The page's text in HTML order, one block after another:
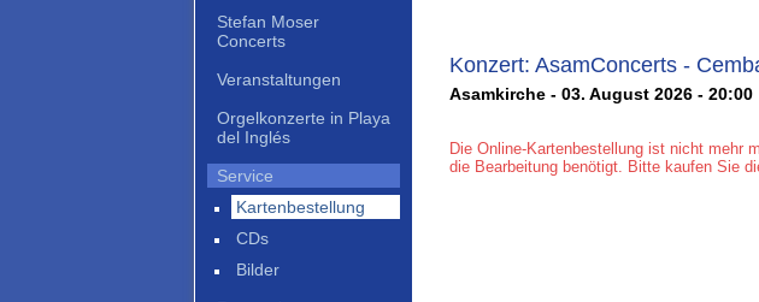
Konzert: AsamConcerts -
Asamkirche - 03. August 2026 - 20:00
Die Online-Kartenbestellung ist nicht mehr
die Bearbeitung benötigt. Bitte kaufen Sie
Stefan Moser
Concerts
Veranstaltungen
Orgelkonzerte in Playa
del Inglés
Service
Kartenbestellung
CDs
Bilder